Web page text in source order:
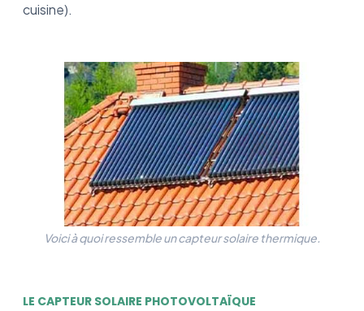
cuisine).
Voici à quoi ressemble un capteur solaire thermique.
LE CAPTEUR SOLAIRE PHOTOVOLTAÏQUE